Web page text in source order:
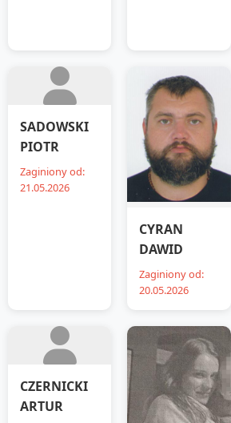
SADOWSKI
PIOTR
Zaginiony od:
21.05.2026
CYRAN
DAWID
Zaginiony od:
20.05.2026
CZERNICKI
ARTUR